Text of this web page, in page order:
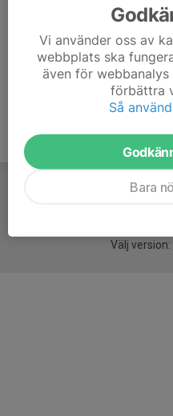
Välj version:
Vi använder oss av
webbplats ska
även för
förbättra
Så
Bara